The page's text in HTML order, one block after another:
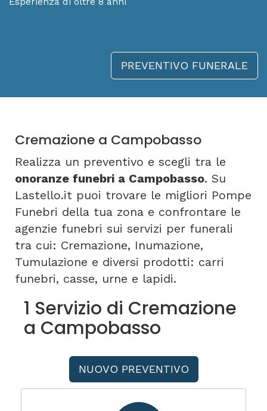
PREVENTIVO FUNERALE
Cremazione a Campobasso
Realizza un preventivo e scegli tra le
onoranze funebri a Campobasso. Su
Lastello.it puoi trovare le migliori Pompe
Funebri della tua zona e confrontare le
agenzie funebri sui servizi per funerali
tra cui: Cremazione, Inumazione,
Tumulazione e diversi prodotti: carri
funebri, casse, urne e lapidi.
1 Servizio di Cremazione
a Campobasso
NUOVO PREVENTIVO